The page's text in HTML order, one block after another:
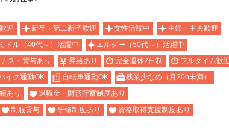
迎 新卒・第二新卒歓迎 女性活躍中
主婦・主夫歓迎
ミドル（40代～）活躍中
エルダー（50代～）活躍中
ス・賞与あり 昇給あり 完全週休2日制
フルタイム歓
イク通勤OK 自転車通勤OK
残業少なめ（月20h未満）
あり
退職金・財形貯蓄制度あり
制服貸与 研修制度あり 資格取得支援制度あり